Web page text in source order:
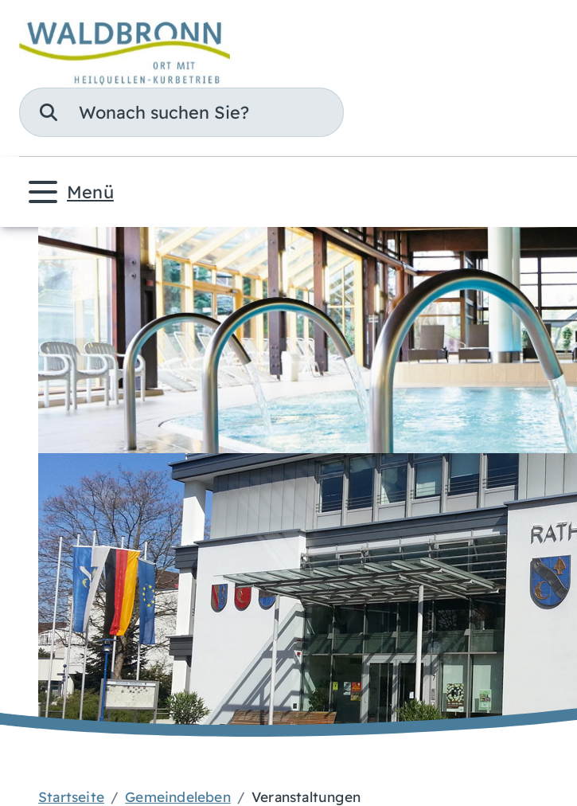
Suche
Menü
Startseite Gemeindeleben Veranstaltungen